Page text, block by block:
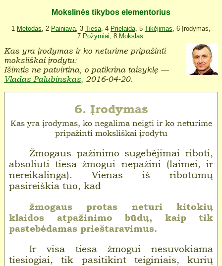
Mokslinės tikybos elementorius
1 Metodas, 2 Painiava, 3 Tiesa, 4 Prielaida, 5 Tikėjimas, 6 Įrodymas,
7 Požymiai, 8 Mokslas.
Kas yra įrodymas ir ko neturime pripažinti
moksliškai įrodytu:
Išimtis ne patvirtina, o patikrina taisyklę —
Vladas Palubinskas, 2016-04-20.
6. Įrodymas
Kas yra įrodymas, ko negalima neigti ir ko neturime
pripažinti moksliškai įrodytu
Žmogaus pažinimo sugebėjimai riboti,
absoliuti tiesa žmogui nepažini (laimei, ir
nereikalinga). Vienas iš ribotumų
pasireiškia tuo, kad
žmogaus protas neturi kitokių
klaidos atpažinimo būdų, kaip tik
pastebėdamas prieštaravimus.
Ir visa tiesa žmogui nesuvokiama
tiesiogiai, tik pasitikint teiginiais, kurių